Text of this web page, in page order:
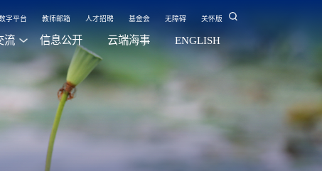
字平台 教师邮箱 人才招聘 基金会 无障碍 关怀版
流 信息公开 云端海事 ENGLISH